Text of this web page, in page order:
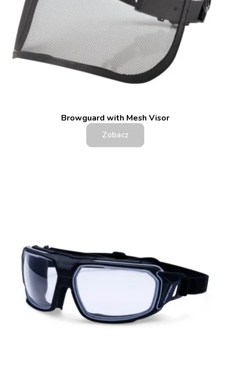
Browguard with Mesh Visor
Zobacz